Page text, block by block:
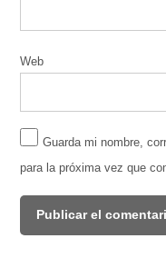
Web
Guarda mi nombre,
para la próxima vez que